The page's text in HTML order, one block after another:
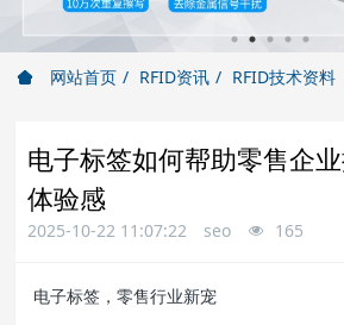
网站首页 RFID资讯 RFID技术资料
电子标签如何帮助零售企
体验感
2025-10-22 11:07:22 seo 165
电子标签，零售行业新宠